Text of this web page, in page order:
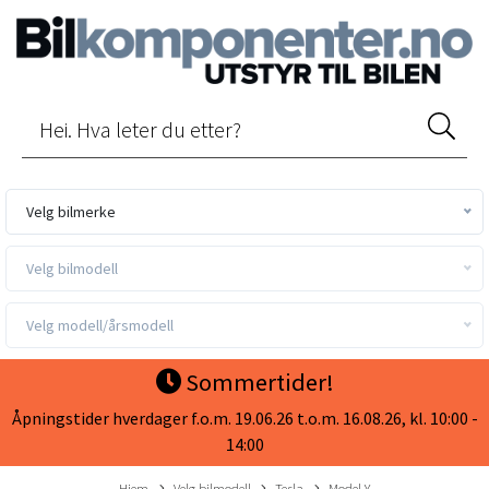
Velg bilmerke
Velg bilmodell
Velg modell/årsmodell
Sommertider!
Åpningstider hverdager f.o.m. 19.06.26 t.o.m. 16.08.26, kl. 10:00 -
14:00